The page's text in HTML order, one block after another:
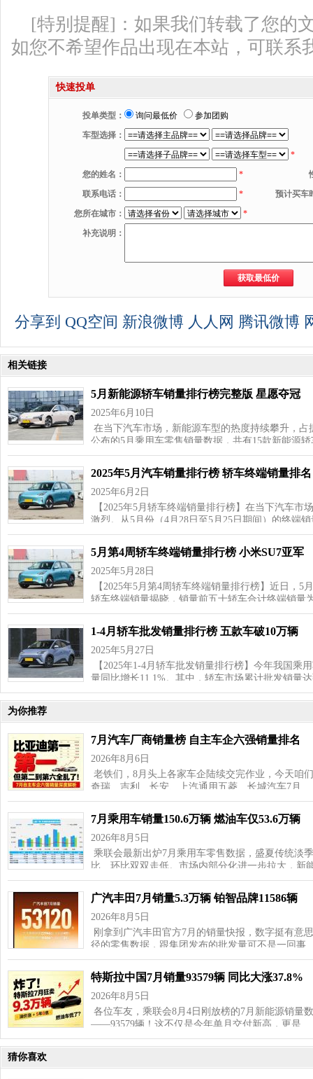
[特别提醒]：如果我们转载了您的
如您不希望作品出现在本站，可联系
快速投单
投单类型： 询问最低价
参加团购
车型选择：
*
您的姓名：
*
联系电话：
*
预计买车
您所在城市：
*
补充说明：
分享到 QQ空间 新浪微博 人人网 腾讯微博
相关链接
5月新能源轿车销量排行榜完整版 星愿夺冠
2025年6月10日
在当下汽车市场，新能源车型的热度持续攀升，
公布的5月乘用车零售销量数据，共有15款新能源
2025年5月汽车销量排行榜 轿车终端销量排名
2025年6月2日
【2025年5月轿车终端销量排行榜】在当下汽车市
激烈。从5月份（4月28日至5月25日期间）的终端
5月第4周轿车终端销量排行榜 小米SU7亚军
2025年5月28日
【2025年5月第4周轿车终端销量排行榜】近日，5
轿车终端销量揭晓，销量前五十轿车合计终端销量
1-4月轿车批发销量排行榜 五款车破10万辆
2025年5月27日
【2025年1-4月轿车批发销量排行榜】今年我国乘
量同比增长11.1%。其中，轿车市场累计批发销量
为你推荐
7月汽车厂商销量榜 自主车企六强销量排名
2026年8月6日
老铁们，8月头上各家车企陆续交完作业，今天
奇瑞、吉利、长安、上汽通用五菱、长城汽车7月…
7月乘用车销量150.6万辆 燃油车仅53.6万辆
2026年8月5日
乘联会最新出炉7月乘用车零售数据，盛夏传统淡
比、环比双双走低。市场内部分化进一步拉大，新
广汽丰田7月销量5.3万辆 铂智品牌11586辆
2026年8月5日
刚拿到广汽丰田官方7月的销量快报，数字挺有
径的零售数据，跟集团发布的批发量可不是一回事
特斯拉中国7月销量93579辆 同比大涨37.8%
2026年8月5日
各位车友，乘联会8月4日刚放榜的7月新能源销量
——93579辆！这不仅是今年单月交付新高，更是…
猜你喜欢